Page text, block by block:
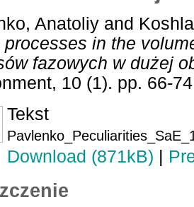
Anatoliy and
processes in the
fazowych w dużej
10 (1). pp. 66-
Tekst
Download (871kB) |